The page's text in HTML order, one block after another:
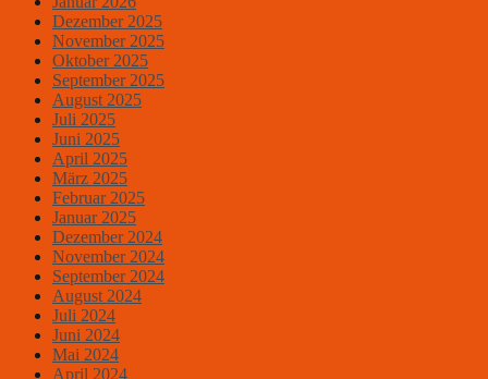
Dezember 2025
November 2025
Oktober 2025
September 2025
August 2025
Juli 2025
Juni 2025
April 2025
März 2025
Februar 2025
Januar 2025
Dezember 2024
November 2024
September 2024
August 2024
Juli 2024
Juni 2024
Mai 2024
April 2024